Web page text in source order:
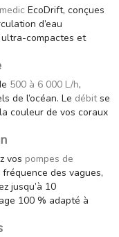
EcoDrift, conçues
d’eau
compactes et
500 à 6 000 L/h,
de l’océan. Le débitse
couleur de vos coraux
vos pompes de
des vagues,
jusqu’à 10
100 % adapté à